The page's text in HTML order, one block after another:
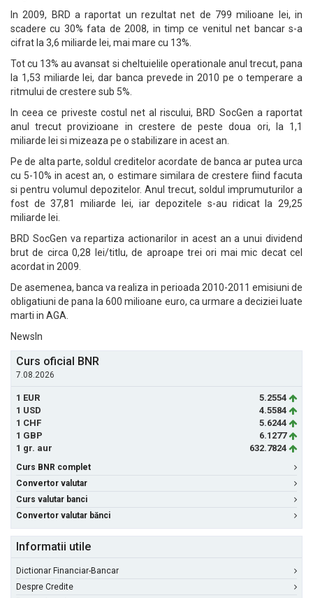
In 2009, BRD a raportat un rezultat net de 799 milioane lei, in
scadere cu 30% fata de 2008, in timp ce venitul net bancar s-a
cifrat la 3,6 miliarde lei, mai mare cu 13%.
Tot cu 13% au avansat si cheltuielile operationale anul trecut, pana
la 1,53 miliarde lei, dar banca prevede in 2010 pe o temperare a
ritmului de crestere sub 5%.
In ceea ce priveste costul net al riscului, BRD SocGen a raportat
anul trecut provizioane in crestere de peste doua ori, la 1,1
miliarde lei si mizeaza pe o stabilizare in acest an.
Pe de alta parte, soldul creditelor acordate de banca ar putea urca
cu 5-10% in acest an, o estimare similara de crestere fiind facuta
si pentru volumul depozitelor. Anul trecut, soldul imprumuturilor a
fost de 37,81 miliarde lei, iar depozitele s-au ridicat la 29,25
miliarde lei.
BRD SocGen va repartiza actionarilor in acest an a unui dividend
brut de circa 0,28 lei/titlu, de aproape trei ori mai mic decat cel
acordat in 2009.
De asemenea, banca va realiza in perioada 2010-2011 emisiuni de
obligatiuni de pana la 600 milioane euro, ca urmare a deciziei luate
marti in AGA.
NewsIn
Curs oficial BNR
7.08.2026
1 EUR
5.2554
1 USD
4.5584
1 CHF
5.6244
1 GBP
6.1277
1 gr. aur
632.7824
Curs BNR complet
Convertor valutar
Curs valutar banci
Convertor valutar bănci
Informatii utile
Dictionar Financiar-Bancar
Despre Credite